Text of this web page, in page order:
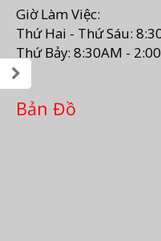
Giờ Làm Việc:
Thứ Hai - Thứ Sáu:
Thứ Bảy: 8:30AM -
Bản Đồ